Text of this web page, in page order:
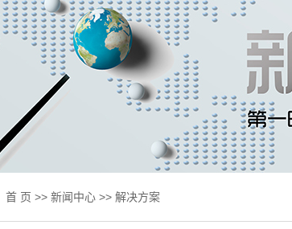
验机
验机
验机
机
机
机
解决方案
试验机视频
中国航天科技集团 中国航天科技集团 中国航天科技
首 页 >> 新闻中心 >> 解决方案